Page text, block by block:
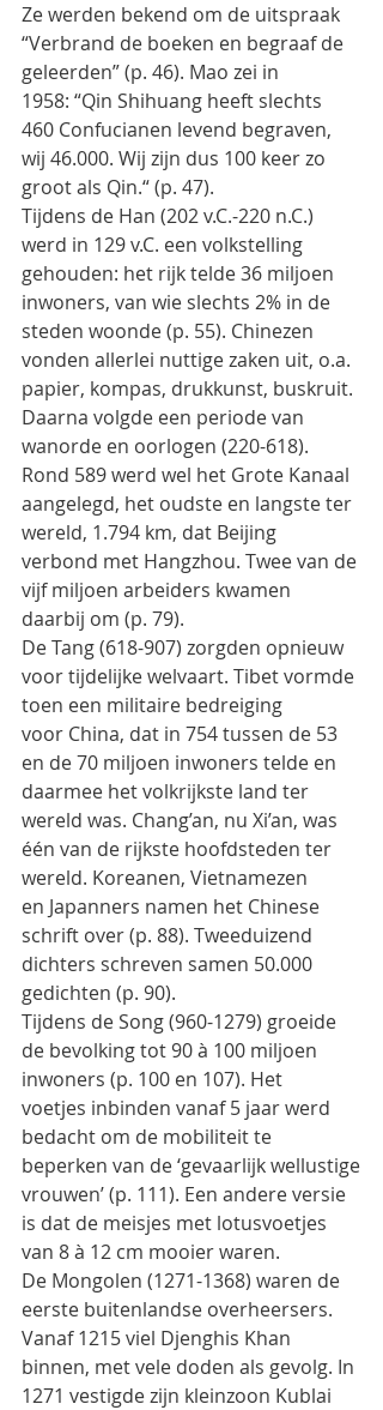
Ze werden bekend om de uitspraak
“Verbrand de boeken en begraaf de
geleerden” (p. 46). Mao zei in
1958: “Qin Shihuang heeft slechts
460 Confucianen levend begraven,
wij 46.000. Wij zijn dus 100 keer zo
groot als Qin.“ (p. 47).
Tijdens de Han (202 v.C.-220 n.C.)
werd in 129 v.C. een volkstelling
gehouden: het rijk telde 36 miljoen
inwoners, van wie slechts 2% in de
steden woonde (p. 55). Chinezen
vonden allerlei nuttige zaken uit, o.a.
papier, kompas, drukkunst, buskruit.
Daarna volgde een periode van
wanorde en oorlogen (220-618).
Rond 589 werd wel het Grote Kanaal
aangelegd, het oudste en langste ter
wereld, 1.794 km, dat Beijing
verbond met Hangzhou. Twee van de
vijf miljoen arbeiders kwamen
daarbij om (p. 79).
De Tang (618-907) zorgden opnieuw
voor tijdelijke welvaart. Tibet vormde
toen een militaire bedreiging
voor China, dat in 754 tussen de 53
en de 70 miljoen inwoners telde en
daarmee het volkrijkste land ter
wereld was. Chang’an, nu Xi’an, was
één van de rijkste hoofdsteden ter
wereld. Koreanen, Vietnamezen
en Japanners namen het Chinese
schrift over (p. 88). Tweeduizend
dichters schreven samen 50.000
gedichten (p. 90).
Tijdens de Song (960-1279) groeide
de bevolking tot 90 à 100 miljoen
inwoners (p. 100 en 107). Het
voetjes inbinden vanaf 5 jaar werd
bedacht om de mobiliteit te
beperken van de ‘gevaarlijk wellustige
vrouwen’ (p. 111). Een andere versie
is dat de meisjes met lotusvoetjes
van 8 à 12 cm mooier waren.
De Mongolen (1271-1368) waren de
eerste buitenlandse overheersers.
Vanaf 1215 viel Djenghis Khan
binnen, met vele doden als gevolg. In
1271 vestigde zijn kleinzoon Kublai